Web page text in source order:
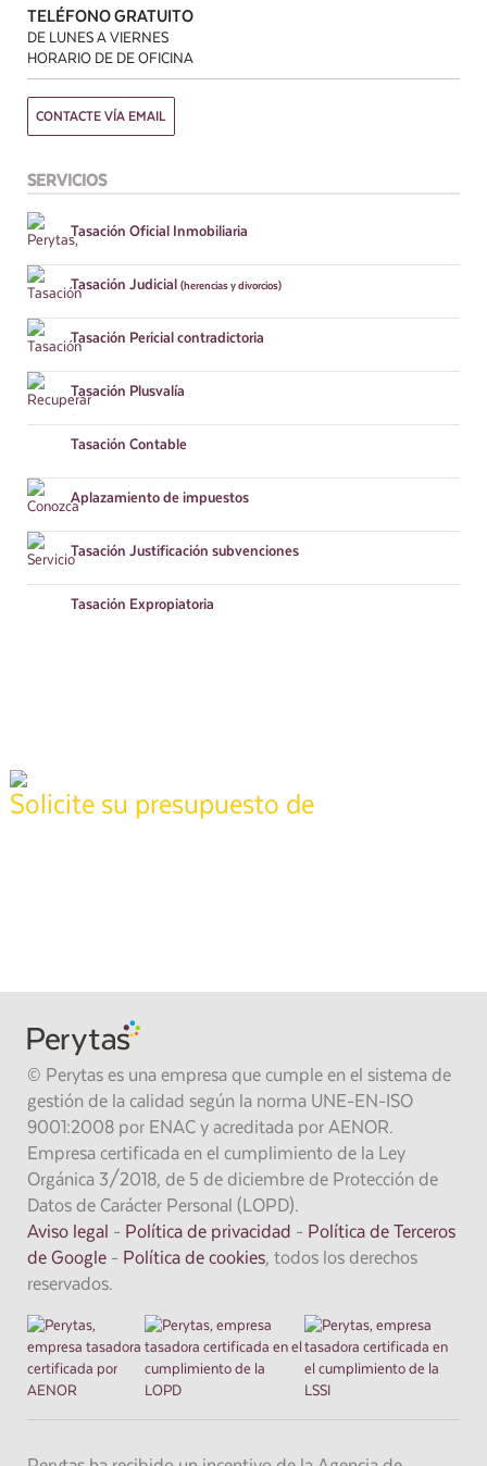
TELÉFONO GRATUITO
DE LUNES A VIERNES
HORARIO DE DE OFICINA
CONTACTE VÍA EMAIL
SERVICIOS
Tasación Oficial Inmobiliaria
Tasación Judicial (herencias y divorcios)
Tasación Pericial contradictoria
Tasación Plusvalía
Tasación Contable
Aplazamientode impuestos
Tasación Justificación subvenciones
Tasación Expropiatoria
Solicite su presupuesto de
© Perytas es una empresa que cumple en el sistema de
gestión de la calidad según la norma UNE-EN-ISO
9001:2008 por ENAC y acreditada por AENOR.
Empresa certificada en el cumplimiento de la Ley
Orgánica 3/2018, de 5 de diciembre de Protección de
Datos de Carácter Personal (LOPD).
Aviso legal - Política de privacidad - Política de Terceros
de Google- Política de cookies, todos los derechos
reservados.